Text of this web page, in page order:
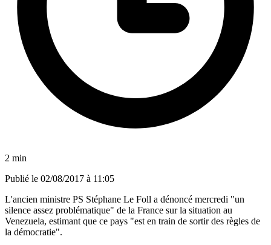
2 min
Publié le 02/08/2017 à 11:05
L'ancien ministre PS Stéphane Le Foll a dénoncé mercredi "un
silence assez problématique" de la France sur la situation au
Venezuela, estimant que ce pays "est en train de sortir des règles de
la démocratie".